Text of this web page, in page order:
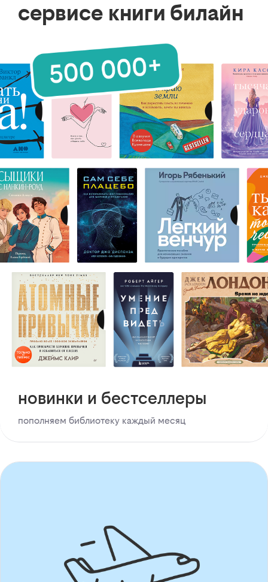
сервисе книги билайн
новинки и бестселлеры
пополняем библиотеку каждый месяц